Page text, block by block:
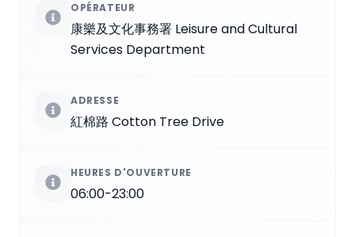
OPÉRATEUR
康樂及文化事務署 Leisure and Cultural
Services Department
ADRESSE
紅棉路 Cotton Tree Drive
HEURES D'OUVERTURE
06:00-23:00